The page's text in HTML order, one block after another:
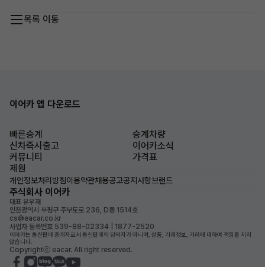
목록 이동
이어카 앱 다운로드
빠른승계
승계차량
신차즉시출고
이어카소식
커뮤니티
가격표
제원
개인정보처리방침이용약관채용공고공지사항브랜드
주식회사 이어카
대표 유우재
인천광역시 부평구 주부토로 236, D동 1514호
cs@eacar.co.kr
사업자 등록번호 539-88-02334 | 1877-2520
이어카는 통신판매 중개자로서 통신판매의 당사자가 아니며, 상품, 거래정보, 거래에 대하여 책임을 지지
않습니다.
Copyrightⓒ eacar. All right reserved.